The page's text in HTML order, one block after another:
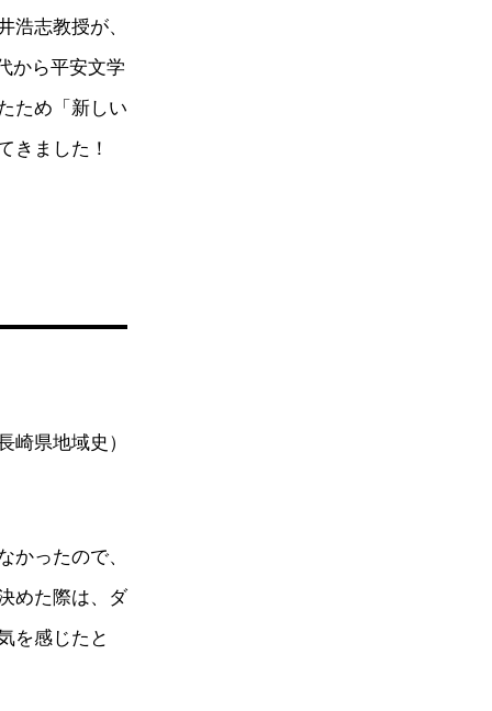
志教授が、
から平安文学
ため「新しい
きました！
崎県地域史）
かったので、
めた際は、ダ
を感じたと